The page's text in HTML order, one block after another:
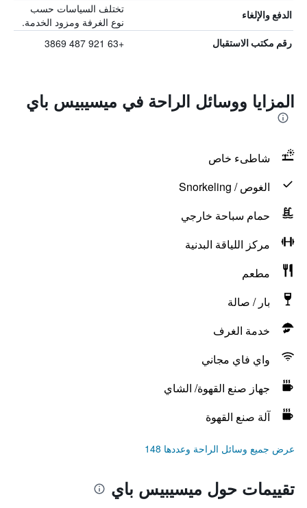
الدفع والإلغاء
تختلف السياسات حسب
نوع الغرفة ومزود الخدمة.
رقم مكتب الاستقبال +63 921 487 3869
المزايا ووسائل الراحة في ميسيبيس باي
شاطىء خاص
الغوص / Snorkeling
حمام سباحة خارجي
مركز اللياقة البدنية
مطعم
بار / صالة
خدمة الغرف
واي فاي مجاني
جهاز صنع القهوة/ الشاي
آلة صنع القهوة
عرض جميع وسائل الراحة وعددها 148
تقييمات حول ميسيبيس باي